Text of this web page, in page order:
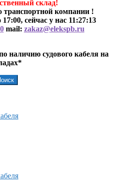
склад!
транспортной компании !
сейчас у нас 11:27:14
mail: zakaz@elekspb.ru
наличию судового кабеля на